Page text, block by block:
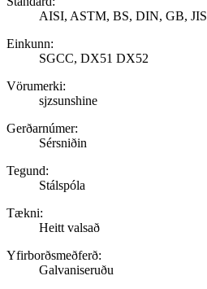
AISI, ASTM, BS, DIN, GB, JIS
Einkunn:
SGCC, DX51 DX52
Vörumerki:
sjzsunshine
Gerðarnúmer:
Sérsniðin
Tegund:
Stálspóla
Tækni:
Heitt valsað
Yfirborðsmeðferð:
Galvaniseruðu